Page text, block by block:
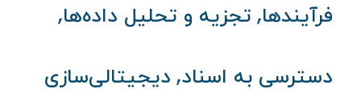
فرآیندها, تجزیه و تحلیل داده‌ها,
دسترسی به اسناد, دیجیتالی‌سازی